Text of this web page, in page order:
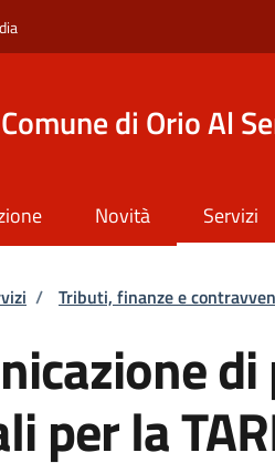
Comune di Orio Al
Novità Servizi
di pane
/ Tributi, finanze e
per la